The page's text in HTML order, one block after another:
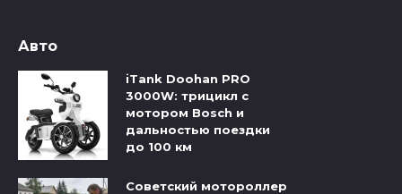
Авто
iTank Doohan PRO
3000W: трицикл с
мотором Bosch и
дальностью поездки
до 100 км
Советский мотороллер